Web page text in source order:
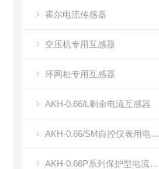
霍尔电流传感器
空压机专用互感器
环网柜专用互感器
AKH-0.66/L剩余电流互感器
AKH-0.66/SM自控仪表用电流传感器（双绕组电流传感器）
AKH-0.66P系列保护型电流互感器